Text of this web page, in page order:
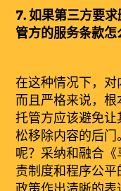
7.如果第三方要
管方的服务条款怎
在这种情况下，对
而且严格来说，
托管方应该避免
松移除内容的后
呢？采纳和融合
责制度和程序公